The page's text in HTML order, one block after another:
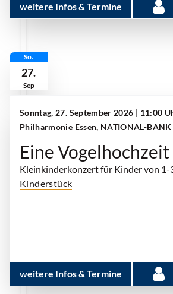
weitere Infos & Termine
So.
27.
Sep
Sonntag, 27. September 2026 | 11:00
Philharmonie Essen, NATIONAL-
Eine Vogelhochzeit
Kleinkinderkonzert für Kinder von 1-
Kinderstück
weitere Infos & Termine